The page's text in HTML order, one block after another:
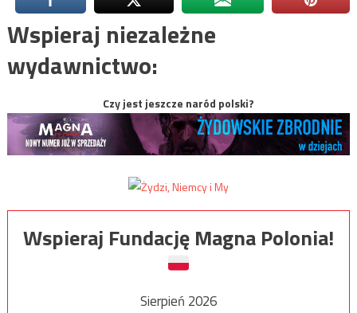
Wspieraj niezależne
wydawnictwo:
Czy jest jeszcze naród polski?
Wspieraj Fundację Magna Polonia!
Sierpień 2026